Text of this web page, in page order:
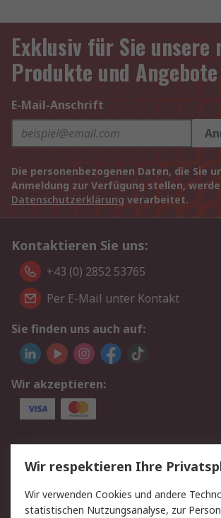
Exklusiv für Sie unsere
Produkte und Angebote
E-Mail-Anschrift
Die personenbezogenen Daten, die Sie
Anmeldung zur Verfügung stellen,
Datenschutzerklärung verarbeitet.
Kontaktieren Sie uns:
+43 (0) 2852 53765
Per E-Mail unter Kontakt
Sie finden uns auch auf:
Wir akzeptieren:
Service
Value Added Services
Rücksendung/Entsorgung Kontakt
Wir respektieren Ihre
Wir verwenden Cookies und andere
statistischen Nutzungsanalyse, zur